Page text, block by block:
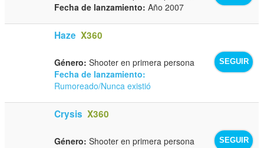
Fecha de lanzamiento: Año 2007
Haze X360
SEGUIR
Género: Shooter en primera persona
Fecha de lanzamiento:
Rumoreado/Nunca existió
Crysis X360
SEGUIR
Género: Shooter en primera persona